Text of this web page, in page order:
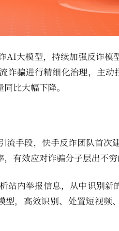
大模型，持续加强反诈模
骗进行精细化治理，主动
比大幅下降。
手段，快手反诈团队首次
有效应对诈骗分子层出不穷
内举报信息，从中识别新
，高效识别、处置短视频